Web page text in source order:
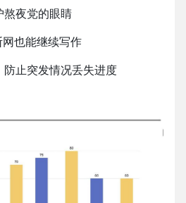
熬夜党的眼睛
也能继续写作
防止突发情况丢失进度